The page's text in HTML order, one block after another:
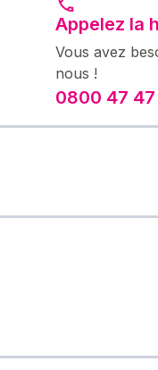
Appelez la
Vous avez
nous !
0800 47